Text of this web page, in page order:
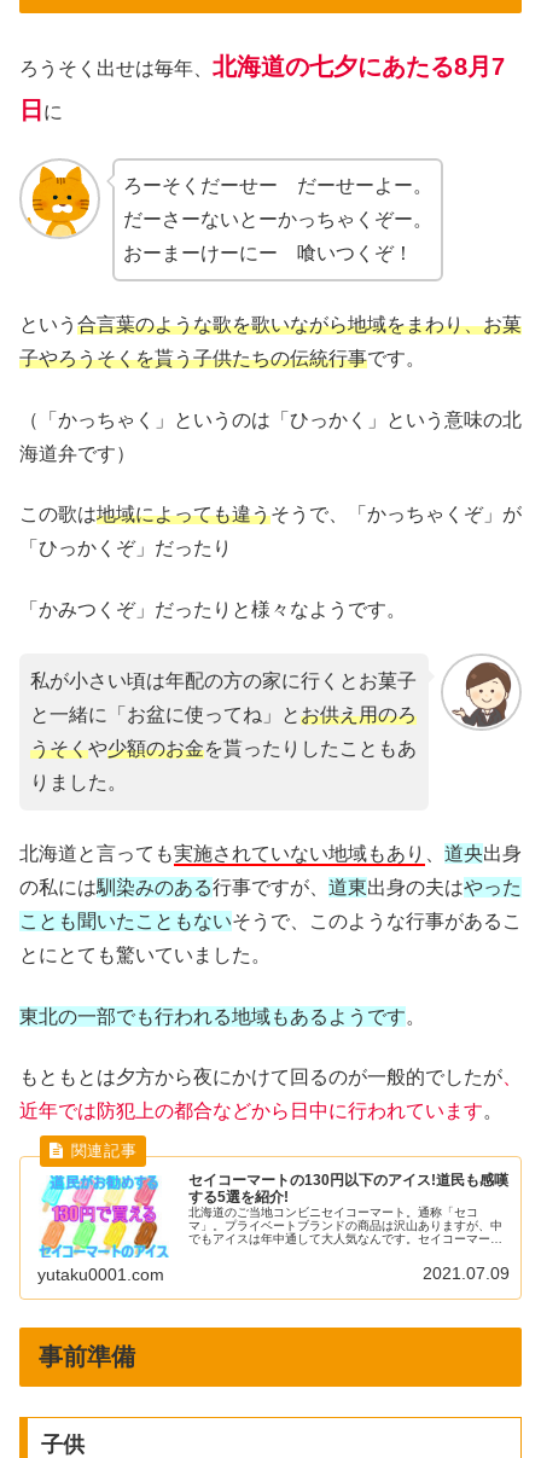
ろうそく出せは毎年、 北海道の七夕にあたる8月7
日 に
ろーそくだーせー だーせーよー。
だーさーないとーかっちゃくぞー。
おーまーけーにー 喰いつくぞ！
という 合言葉のような歌を歌いながら地域をまわり、お菓
子やろうそくを貰う子供たちの伝統行事です。
（「かっちゃく」というのは「ひっかく」という意味の北
海道弁です）
この歌は地域によっても違うそうで、「かっちゃくぞ」が
「ひっかくぞ」だったり
「かみつくぞ」だったりと様々なようです。
私が小さい頃は年配の方の家に行くとお菓子
と一緒に「お盆に使ってね」とお供え用のろ
うそくや少額のお金を貰ったりしたこともあ
りました。
北海道と言っても実施されていない地域もあり 道央出身
の私には馴染みのある行事ですが、 道東出身の夫はやった
ことも聞いたこともないそうで、このような行事があるこ
とにとても驚いていました。
東北の一部でも行われる地域もあるようです。
もともとは夕方から夜にかけて回るのが一般的でしたが
近年では防犯上の都合などから日中に行われています。
セイコーマートの130円以下のアイス!道民も感嘆
する5選を紹介!
北海道のご当地コンビニセイコーマート。通称「セコ
マ」。プライベートブランドの商品は沢山ありますが、中
でもアイスは年中通して大人気なんです。セイコーマート
yutaku0001.com 2021.07.09
事前準備
子供